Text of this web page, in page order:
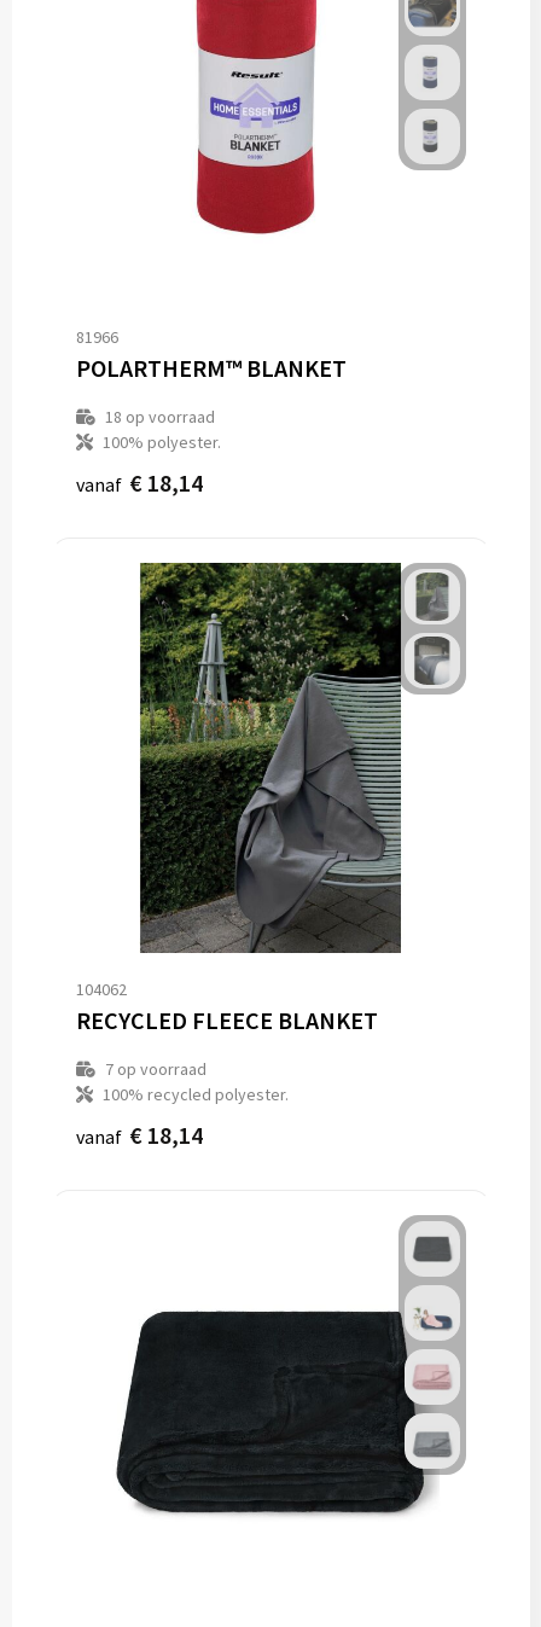
81966
POLARTHERM™ BLANKET
18 op voorraad
100% polyester.
vanaf € 18,14
104062
RECYCLED FLEECE BLANKET
7op voorraad
100% recycled polyester.
vanaf € 18,14